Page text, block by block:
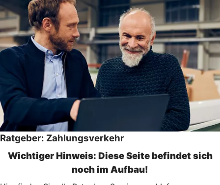
Ratgeber: Zahlungsverkehr
Wichtiger Hinweis: Diese Seite befindet sich
noch im Aufbau!